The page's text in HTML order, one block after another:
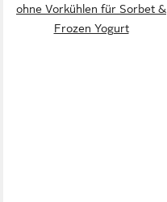
ohne Vorkühlen für Sorbet &
Frozen Yogurt